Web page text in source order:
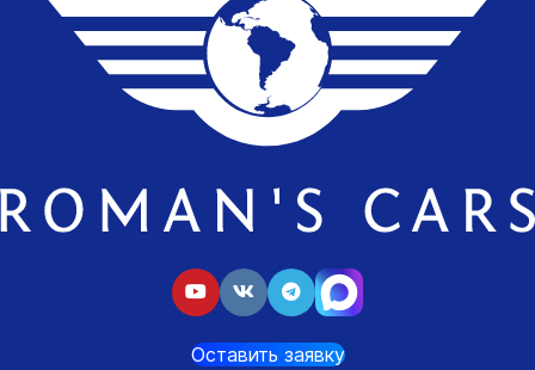
Оставить заявку